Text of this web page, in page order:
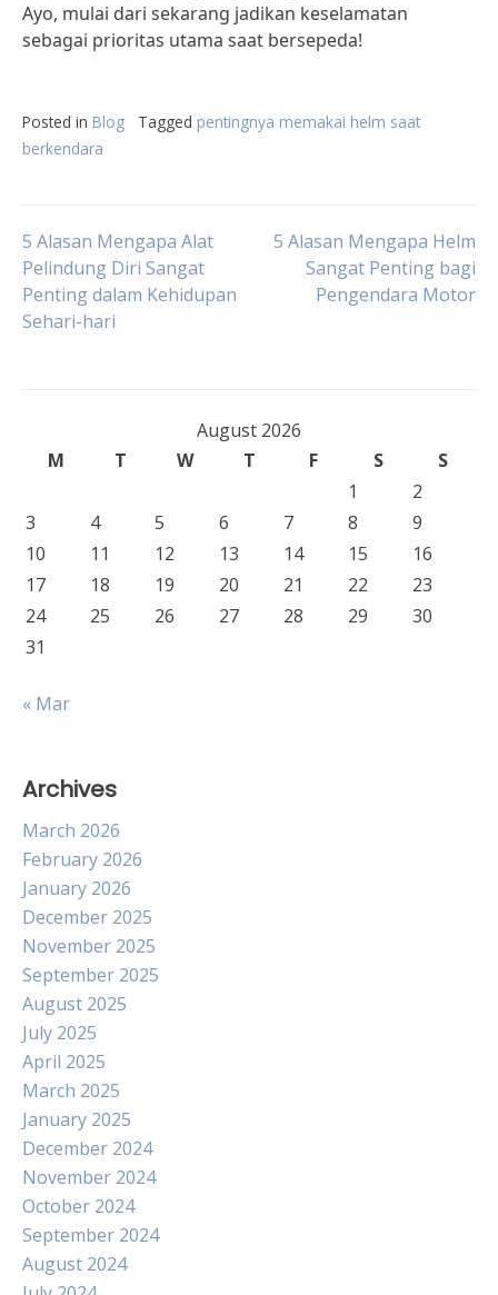
Ayo, mulai dari sekarang jadikan keselamatan
sebagai prioritas utama saat bersepeda!
Posted in Blog Tagged pentingnya memakai helm saat
berkendara
Post
navigation
5 Alasan Mengapa Alat
Pelindung Diri Sangat
Penting dalam Kehidupan
Sehari-hari
5 Alasan Mengapa Helm
Sangat Penting bagi
Pengendara Motor
August 2026
M
T W T F S
S
1
2
3
4 5 6 7 8
9
10
11 12 13 14 15
16
17
18 19 20 21 22
23
24
25 26 27 28 29
30
31
« Mar
Archives
March 2026
February 2026
January 2026
December 2025
November 2025
September 2025
August 2025
July 2025
April 2025
March 2025
January 2025
December 2024
November 2024
October 2024
September 2024
August 2024